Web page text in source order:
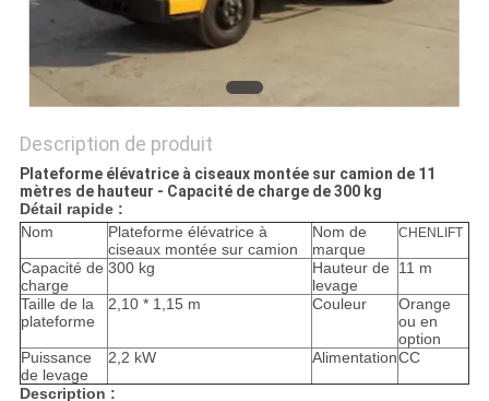
POLITIQUE
DE
CONFIDENTIALITÉ
Description de produit
Plateforme élévatrice à ciseaux montée sur camion de 11
mètres de hauteur - Capacité de charge de 300 kg​
Détail rapide :
Nom
Plateforme élévatrice à
ciseaux montée sur camion
Nom de
marque
CHENLIFT
Capacité de
charge
300 kg
Hauteur de
levage
11 m
Taille de la
plateforme
2,10 * 1,15 m Couleur
Orange
ou en
option
Puissance
de levage
2,2 kW AlimentationCC
Description :